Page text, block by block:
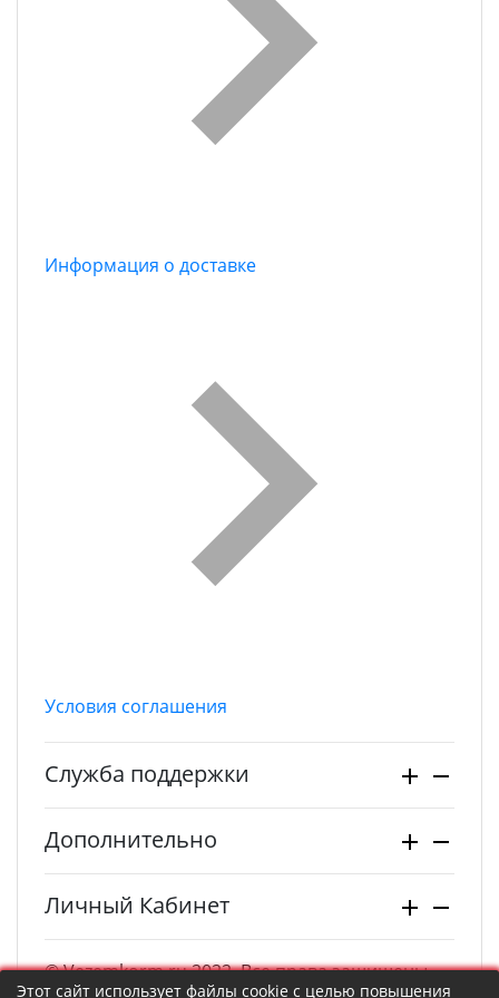
Информация о доставке
Условия соглашения
Служба поддержки
Дополнительно
Личный Кабинет
© Vezemkorm.ru 2022. Все права защищены.
Этот сайт использует файлы cookie с целью повышения